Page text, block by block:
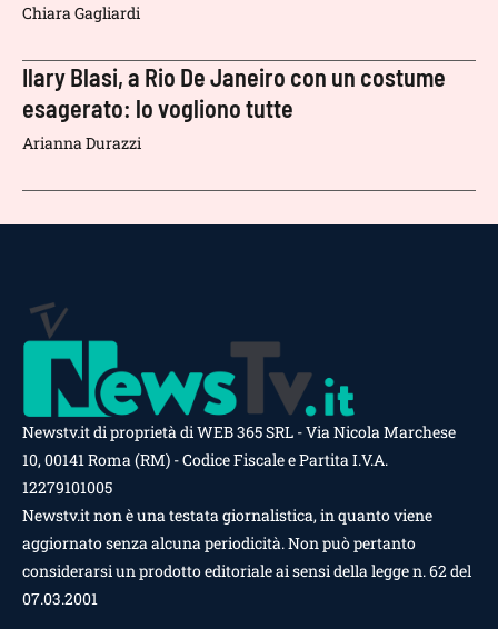
Chiara Gagliardi
Ilary Blasi, a Rio De Janeiro con un costume
esagerato: lo vogliono tutte
Arianna Durazzi
Newstv.it di proprietà di WEB 365 SRL - Via Nicola Marchese
10, 00141 Roma (RM) - Codice Fiscale e Partita I.V.A.
12279101005
Newstv.it non è una testata giornalistica, in quanto viene
aggiornato senza alcuna periodicità. Non può pertanto
considerarsi un prodotto editoriale ai sensi della legge n. 62 del
07.03.2001